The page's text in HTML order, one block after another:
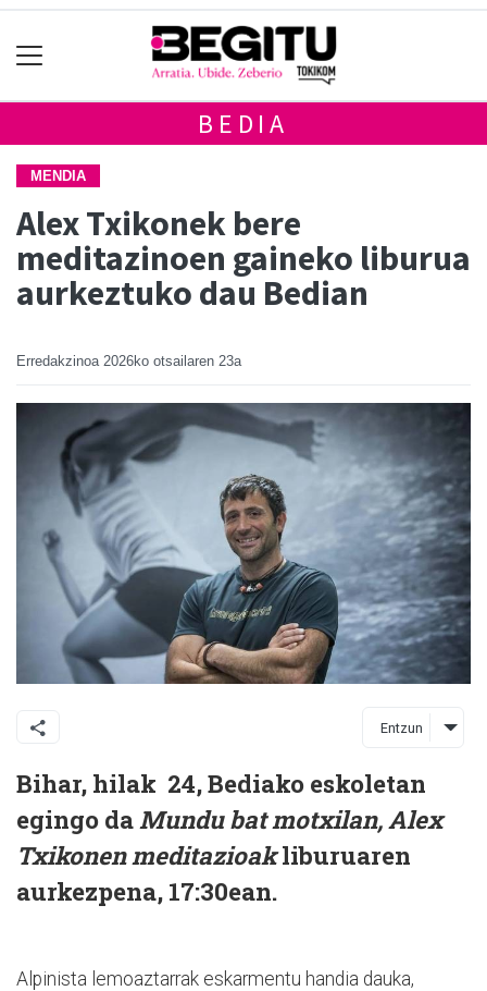
BEDIA
MENDIA
Alex Txikonek bere
meditazinoen gaineko liburua
aurkeztuko dau Bedian
Erredakzinoa 2026ko otsailaren 23a
Entzun
Bihar, hilak 24, Bediako eskoletan
egingo daMundu bat motxilan, Alex
Txikonen meditazioakliburuaren
aurkezpena, 17:30ean.
Alpinista lemoaztarrak eskarmentu handia dauka,